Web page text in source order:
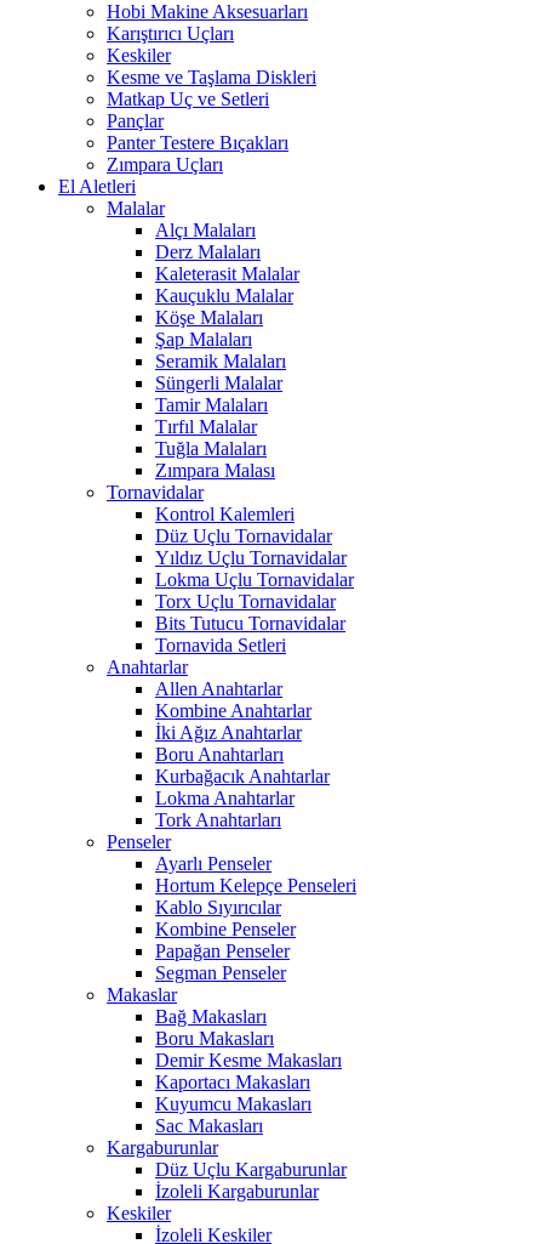
Hobi Makine Aksesuarları
Karıştırıcı Uçları
Keskiler
Kesme ve Taşlama Diskleri
Matkap Uç ve Setleri
Pançlar
Panter Testere Bıçakları
Zımpara Uçları
El Aletleri
Malalar
Alçı Malaları
Derz Malaları
Kaleterasit Malalar
Kauçuklu Malalar
Köşe Malaları
Şap Malaları
Seramik Malaları
Süngerli Malalar
Tamir Malaları
Tırfıl Malalar
Tuğla Malaları
Zımpara Malası
Tornavidalar
Kontrol Kalemleri
Düz Uçlu Tornavidalar
Yıldız Uçlu Tornavidalar
Lokma Uçlu Tornavidalar
Torx Uçlu Tornavidalar
Bits Tutucu Tornavidalar
Tornavida Setleri
Anahtarlar
Allen Anahtarlar
Kombine Anahtarlar
İki Ağız Anahtarlar
Boru Anahtarları
Kurbağacık Anahtarlar
Lokma Anahtarlar
Tork Anahtarları
Penseler
Ayarlı Penseler
Hortum Kelepçe Penseleri
Kablo Sıyırıcılar
Kombine Penseler
Papağan Penseler
Segman Penseler
Makaslar
Bağ Makasları
Boru Makasları
Demir Kesme Makasları
Kaportacı Makasları
Kuyumcu Makasları
Sac Makasları
Kargaburunlar
Düz Uçlu Kargaburunlar
İzoleli Kargaburunlar
Keskiler
İzoleli Keskiler